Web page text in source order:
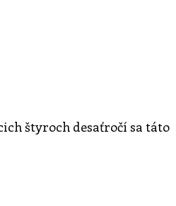
štyroch desaťročí sa táto